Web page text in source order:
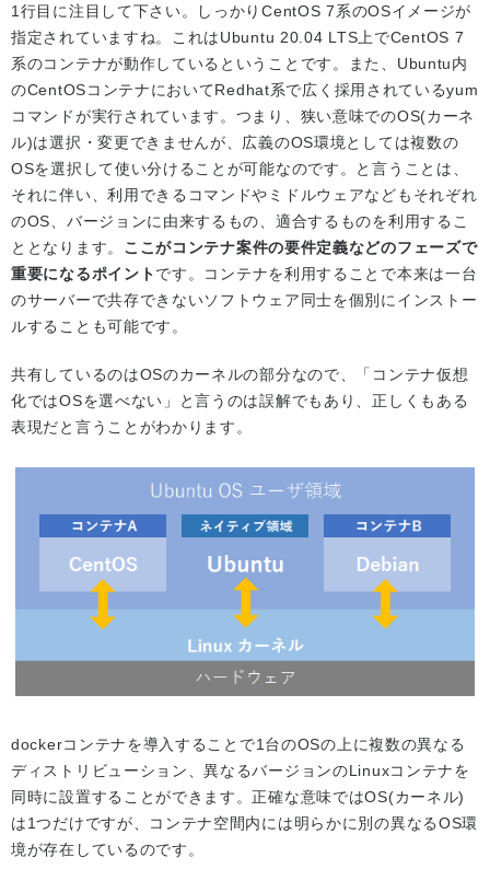
1行目に注目して下さい。しっかりCentOS 7系のOSイメージが
指定されていますね。これはUbuntu 20.04 LTS上でCentOS 7
系のコンテナが動作しているということです。また、Ubuntu内
のCentOSコンテナにおいてRedhat系で広く採用されているyum
コマンドが実行されています。つまり、狭い意味でのOS(カーネ
ル)は選択・変更できませんが、広義のOS環境としては複数の
OSを選択して使い分けることが可能なのです。と言うことは、
それに伴い、利用できるコマンドやミドルウェアなどもそれぞれ
のOS、バージョンに由来するもの、適合するものを利用するこ
ととなります。 ここがコンテナ案件の要件定義などのフェーズで
重要になるポイントです。コンテナを利用することで本来は一台
のサーバーで共存できないソフトウェア同士を個別にインストー
ルすることも可能です。
共有しているのはOSのカーネルの部分なので、「コンテナ仮想
化ではOSを選べない」と言うのは誤解でもあり、正しくもある
表現だと言うことがわかります。
dockerコンテナを導入することで1台のOSの上に複数の異なる
ディストリビューション、異なるバージョンのLinuxコンテナを
同時に設置することができます。正確な意味ではOS(カーネル)
は1つだけですが、コンテナ空間内には明らかに別の異なるOS環
境が存在しているのです。